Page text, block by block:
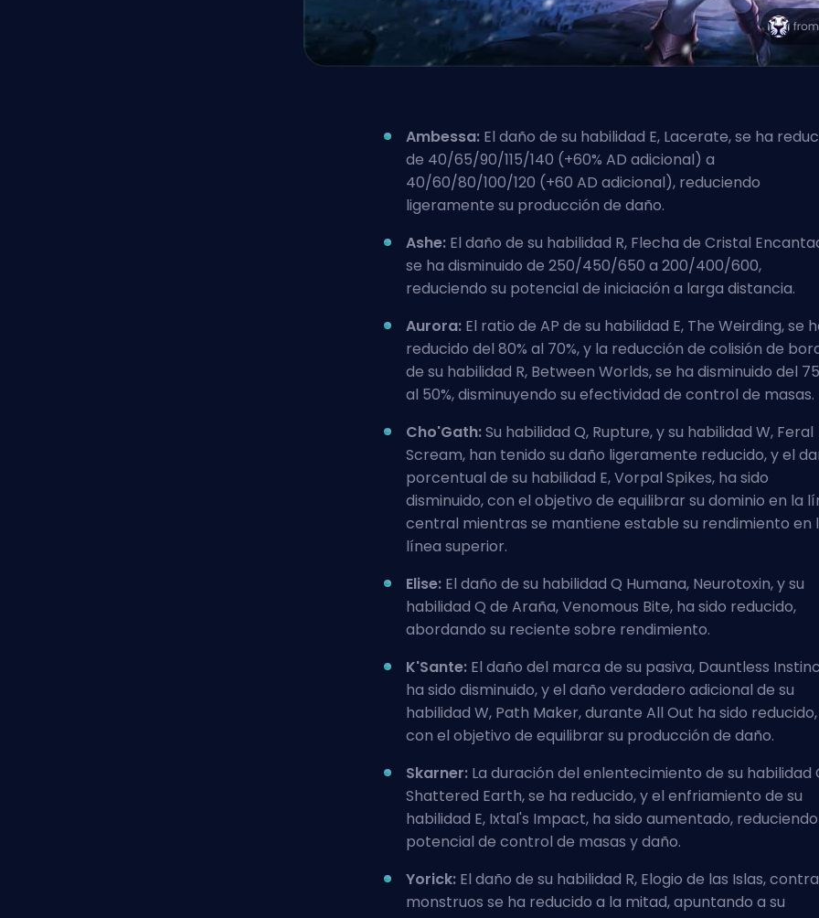
Ambessa: El daño de su habilidad E, Lacerate, se ha
de 40/65/90/115/140 (+60% AD adicional) a
40/60/80/100/120 (+60 AD adicional), reduciendo
ligeramente su producción de daño.
Ashe: El daño de su habilidad R, Flecha de Cristal
se ha disminuido de 250/450/650 a 200/400/600,
reduciendo su potencial de iniciación a larga distancia.
Aurora: El ratio de AP de su habilidad E, The Weirding, se
reducido del 80% al 70%, y la reducción de colisión de
de su habilidad R, Between Worlds, se ha disminuido del
al 50%, disminuyendo su efectividad de control de masas.
Cho'Gath:Su habilidad Q, Rupture, y su habilidad W, Feral
Scream, han tenido su daño ligeramente reducido, y el
porcentual de su habilidad E, Vorpal Spikes, ha sido
disminuido, con el objetivo de equilibrar su dominio en la
central mientras se mantiene estable su rendimiento en
línea superior.
Elise: El daño de su habilidad Q Humana, Neurotoxin, y su
habilidad Q de Araña, Venomous Bite, ha sido reducido,
abordando su reciente sobre rendimiento.
K'Sante: El daño del marca de su pasiva, Dauntless
ha sido disminuido, y el daño verdadero adicional de su
habilidad W, Path Maker, durante All Out ha sido reducido,
con el objetivo de equilibrar su producción de daño.
Skarner: La duración del enlentecimiento de su habilidad
Shattered Earth, se ha reducido, y el enfriamiento de su
habilidad E, Ixtal's Impact, ha sido aumentado,
potencial de control de masas y daño.
Yorick: El daño de su habilidad R, Elogio de las Islas, contra
monstruos se ha reducido a la mitad, apuntando a su